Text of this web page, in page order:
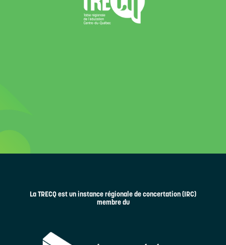
La TRECQ est un instance régionale de concertation (IRC)
membre du